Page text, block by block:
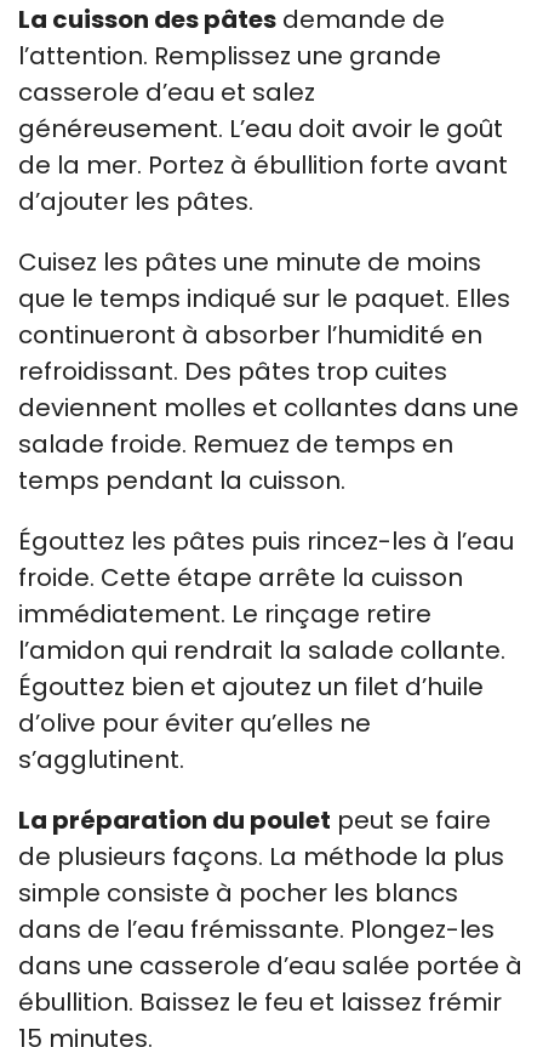
La cuisson des pâtes demande de
l’attention. Remplissez une grande
casserole d’eau et salez
généreusement. L’eau doit avoir le goût
de la mer. Portez à ébullition forte avant
d’ajouter les pâtes.
Cuisez les pâtes une minute de moins
que le temps indiqué sur le paquet. Elles
continueront à absorber l’humidité en
refroidissant. Des pâtes trop cuites
deviennent molles et collantes dans une
salade froide. Remuez de temps en
temps pendant la cuisson.
Égouttez les pâtes puis rincez-les à l’eau
froide. Cette étape arrête la cuisson
immédiatement. Le rinçage retire
l’amidon qui rendrait la salade collante.
Égouttez bien et ajoutez un filet d’huile
d’olive pour éviter qu’elles ne
s’agglutinent.
La préparation du poulet peut se faire
de plusieurs façons. La méthode la plus
simple consiste à pocher les blancs
dans de l’eau frémissante. Plongez-les
dans une casserole d’eau salée portée à
ébullition. Baissez le feu et laissez frémir
15 minutes.